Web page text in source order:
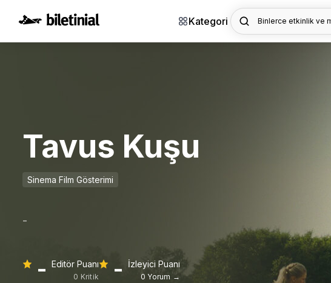
Kategori Binlerce etkinlik ve
Tavus Kuşu
Sinema Film Gösterimi
-
- Editör Puanı
0 Kritik
- İzleyici Puanı
0 Yorum →